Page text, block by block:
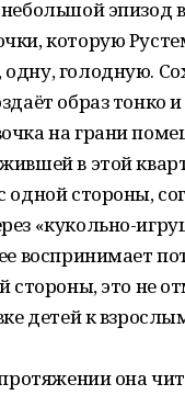
эпизод
которую
голодную.
образ тонко
на грани
в этой
стороны,
«кукольно-
воспринимает
это не
детей к
она